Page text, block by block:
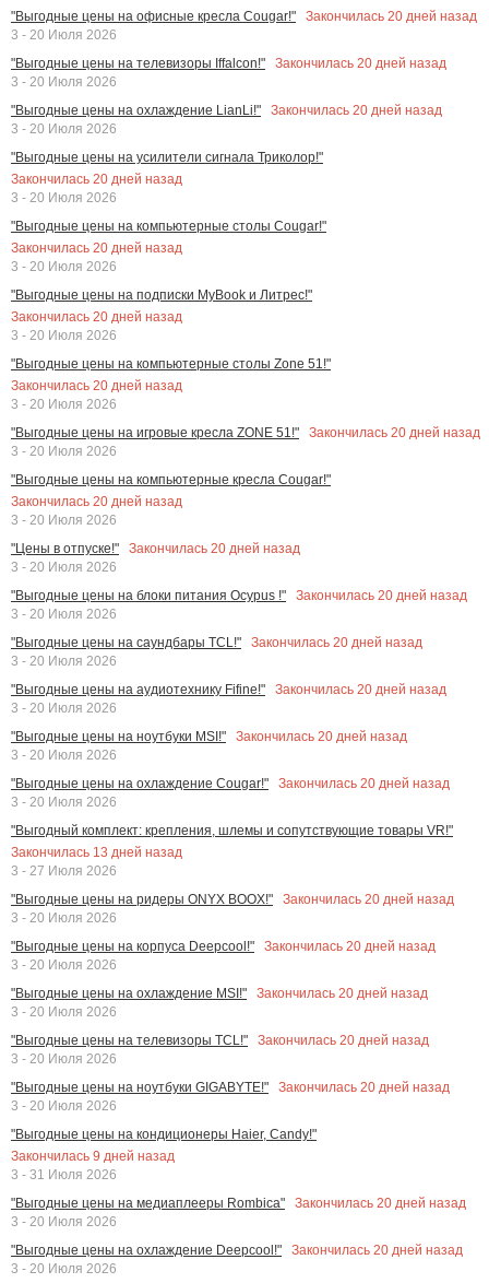
"Выгодные цены на офисные кресла Cougar!" Закончилась 20 дней назад
3 - 20 Июля 2026
"Выгодные цены на телевизоры Iffalcon!"
Закончилась 20 дней назад
3 - 20 Июля 2026
"Выгодные цены на охлаждение LianLi!"
Закончилась 20 дней назад
3 - 20 Июля 2026
"Выгодные цены на усилители сигнала Триколор!"
Закончилась 20 дней назад
3 - 20 Июля 2026
"Выгодные цены на компьютерные столы Cougar!"
Закончилась 20 дней назад
3 - 20 Июля 2026
"Выгодные цены на подписки MyBook и Литрес!"
Закончилась 20 дней назад
3 - 20 Июля 2026
"Выгодные цены на компьютерные столы Zone 51!"
Закончилась 20 дней назад
3 - 20 Июля 2026
"Выгодные цены на игровые кресла ZONE 51!"
Закончилась 20 дней назад
3 - 20 Июля 2026
"Выгодные цены на компьютерные кресла Cougar!"
Закончилась 20 дней назад
3 - 20 Июля 2026
"Цены в отпуске!"
Закончилась 20 дней назад
3 - 20 Июля 2026
"Выгодные цены на блоки питания Ocypus !"
Закончилась 20 дней назад
3 - 20 Июля 2026
"Выгодные цены на саундбары TCL!"
Закончилась 20 дней назад
3 - 20 Июля 2026
"Выгодные цены на аудиотехнику Fifine!"
Закончилась 20 дней назад
3 - 20 Июля 2026
"Выгодные цены на ноутбуки MSI!"
Закончилась 20 дней назад
3 - 20 Июля 2026
"Выгодные цены на охлаждение Cougar!"
Закончилась 20 дней назад
3 - 20 Июля 2026
"Выгодный комплект: крепления, шлемы и сопутствующие товары VR!"
Закончилась 13 дней назад
3 - 27 Июля 2026
"Выгодные цены на ридеры ONYX BOOX!"
Закончилась 20 дней назад
3 - 20 Июля 2026
"Выгодные цены на корпуса Deepcool!"
Закончилась 20 дней назад
3 - 20 Июля 2026
"Выгодные цены на охлаждение MSI!"
Закончилась 20 дней назад
3 - 20 Июля 2026
"Выгодные цены на телевизоры TCL!"
Закончилась 20 дней назад
3 - 20 Июля 2026
"Выгодные цены на ноутбуки GIGABYTE!"
Закончилась 20 дней назад
3 - 20 Июля 2026
"Выгодные цены на кондиционеры Haier, Candy!"
Закончилась 9 дней назад
3 - 31 Июля 2026
"Выгодные цены на медиаплееры Rombica"
Закончилась 20 дней назад
3 - 20 Июля 2026
"Выгодные цены на охлаждение Deepcool!"
Закончилась 20 дней назад
3 - 20 Июля 2026